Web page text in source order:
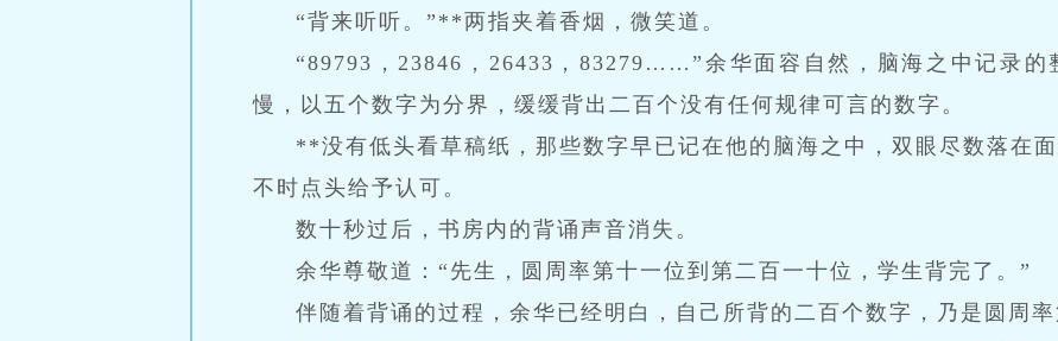
“背来听听。”**两指夹着香烟，微笑道。
“89793，23846，26433，83279……”余华面容自然，脑海之中记录的
慢，以五个数字为分界，缓缓背出二百个没有任何规律可言的数字。
**没有低头看草稿纸，那些数字早已记在他的脑海之中，双眼尽数落在
不时点头给予认可。
数十秒过后，书房内的背诵声音消失。
余华尊敬道：“先生，圆周率第十一位到第二百一十位，学生背完了。”
伴随着背诵的过程，余华已经明白，自己所背的二百个数字，乃是圆周率